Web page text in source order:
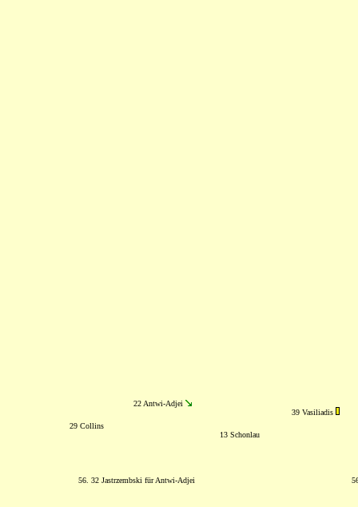
22 Antwi-Adjei
39 Vasiliadis
29 Collins
13 Schonlau
56. 32 Jastrzembski für Antwi-Adjei